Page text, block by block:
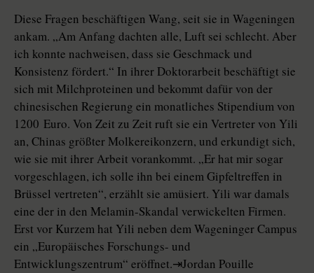
Diese Fragen beschäftigen Wang, seit sie in Wageningen
ankam. „Am Anfang dachten alle, Luft sei schlecht. Aber
ich konnte nachweisen, dass sie Geschmack und
Konsistenz fördert.“ In ihrer Doktorarbeit beschäftigt sie
sich mit Milchproteinen und bekommt dafür von der
chinesischen Regierung ein monatliches Stipendium von
1200 Euro. Von Zeit zu Zeit ruft sie ein Vertreter von Yili
an, Chinas größter Molkereikonzern, und erkundigt sich,
wie sie mit ihrer Arbeit vorankommt. „Er hat mir sogar
vorgeschlagen, ich solle ihn bei einem Gipfeltreffen in
Brüssel vertreten“, erzählt sie amüsiert. Yili war damals
eine der in den Melamin-Skandal verwickelten Firmen.
Erst vor Kurzem hat Yili neben dem Wageninger Campus
ein „Europäisches Forschungs- und
Entwicklungszentrum“ eröffnet.⇥Jordan Pouille